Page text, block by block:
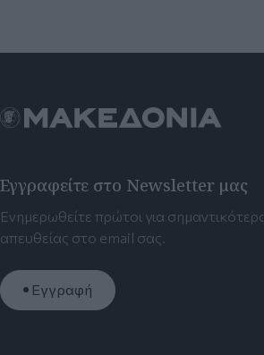
Εγγραφείτε στο Newsletter μας
Ενημερωθείτε πρώτοι για
απευθείας στο email σας.
Εγγραφή